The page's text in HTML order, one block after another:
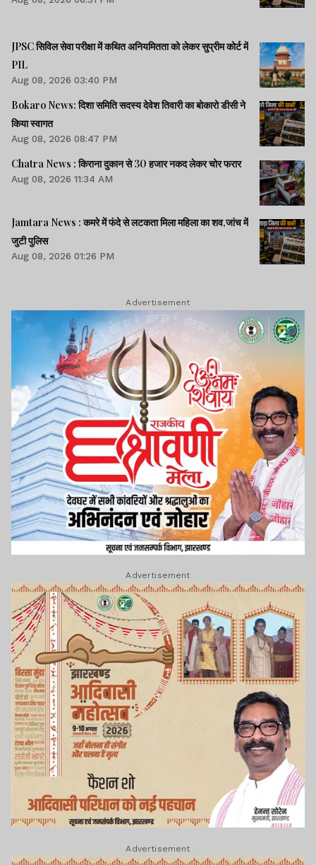
JPSC सिविल सेवा परीक्षा में कथित अनियमितता को लेकर सुप्रीम कोर्ट में
PIL
Aug 08, 2026 03:40 PM
Bokaro News: दिशा समिति सदस्य देवेश तिवारी का बोकारो डीसी ने
किया स्वागत
Aug 08, 2026 08:47 PM
Chatra News : किराना दुकान से 30 हजार नकद लेकर चोर फरार
Aug 08, 2026 11:34 AM
Jamtara News : कमरे में फंदे से लटकता मिला महिला का शव,जांच में
जुटी पुलिस
Aug 08, 2026 01:26 PM
Advertisement
Advertisement
Advertisement